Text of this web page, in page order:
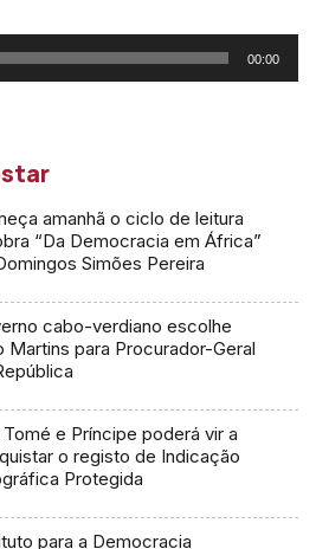
00:00
amanhã o ciclo de leitura
“Da Democracia em África”
Simões Pereira
cabo-verdiano escolhe
Martins para Procurador-Geral
Tomé e Príncipe poderá vir a
o registo de Indicação
Protegida
para a Democracia